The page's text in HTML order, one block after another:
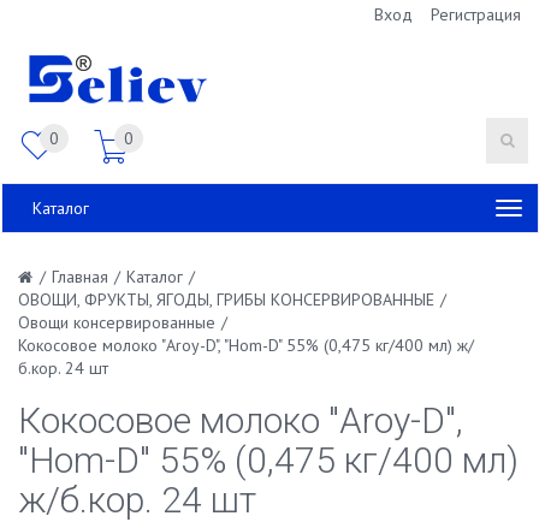
Вход Регистрация
0 0
Каталог
/ Главная / Каталог /
ОВОЩИ, ФРУКТЫ, ЯГОДЫ, ГРИБЫ КОНСЕРВИРОВАННЫЕ /
Овощи консервированные /
Кокосовое молоко "Aroy-D", "Hom-D" 55% (0,475 кг/400 мл) ж/
б.кор. 24 шт
Кокосовое молоко "Aroy-D",
"Hom-D" 55% (0,475 кг/400 мл)
ж/б.кор. 24 шт